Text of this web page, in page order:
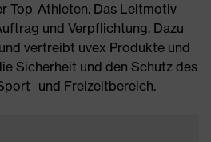
Top-Athleten. Das Leitmotiv
und Verpflichtung. Dazu
vertreibt uvex Produkte und
Sicherheit und den Schutz des
und Freizeitbereich.